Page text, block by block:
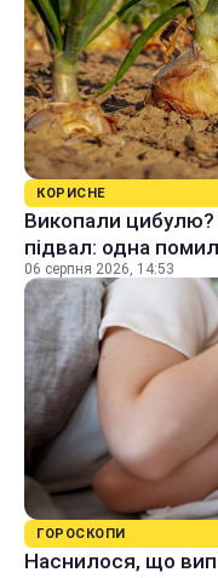
КОРИСНЕ
Викопали цибулю?
підвал: одна
06 серпня 2026, 14:53
ГОРОСКОПИ
Наснилося, що